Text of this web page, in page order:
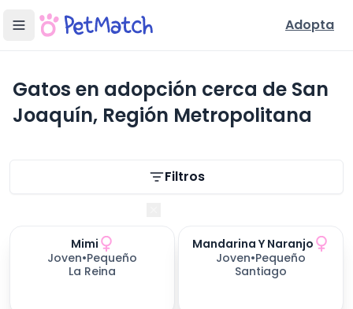
Adopta
Gatos en adopción cerca de San
Joaquín, Región Metropolitana
Filtros
Mimi
Joven•Pequeño
La Reina
Mandarina Y Naranjo
Joven•Pequeño
Santiago